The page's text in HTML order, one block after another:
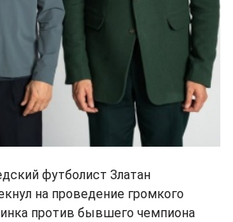
футболист Златан
на проведение громкого
против бывшего чемпиона